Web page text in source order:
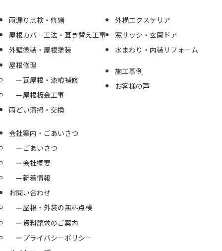
雨漏り点検・修繕
屋根カバー工法・葺き替え工事
外壁塗装・屋根塗装
屋根修理
瓦屋根・漆喰補修
屋根板金工事
雨どい清掃・交換
外構エクステリア
窓サッシ・玄関ドア
水まわり・内装リフォーム
施工事例
お客様の声
会社案内・ごあいさつ
ごあいさつ
会社概要
新着情報
お問い合わせ
屋根・外装の無料点検
資料請求のご案内
プライバシーポリシー